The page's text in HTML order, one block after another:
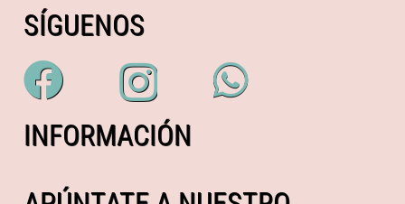
SÍGUENOS
INFORMACIÓN